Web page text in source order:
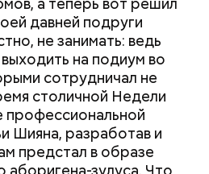
давней подруги
не занимать: ведь
на подиум во
сотрудничал не
столичной Недели
профессиональной
Шияна, разработав и
предстал в образе